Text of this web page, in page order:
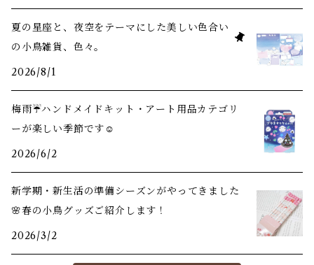
夏の星座と、夜空をテーマにした美しい色合い
の小鳥雑貨、色々。
2026/8/1
梅雨☔️ハンドメイドキット・アート用品カテゴリ
ーが楽しい季節です☺️
2026/6/2
新学期・新生活の準備シーズンがやってきました
🌸春の小鳥グッズご紹介します！
2026/3/2